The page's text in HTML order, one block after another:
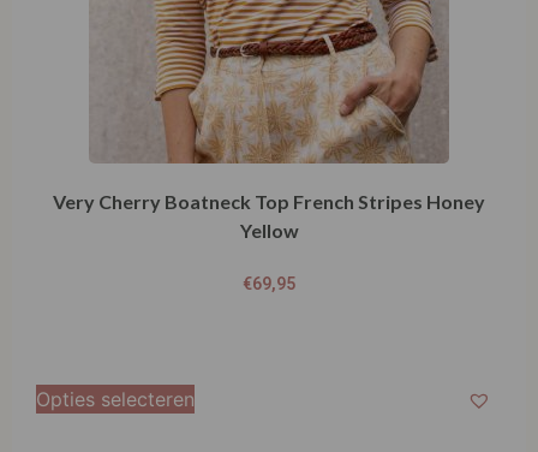
Very Cherry Boatneck Top French Stripes Honey
Yellow
€69,95
Opties selecteren